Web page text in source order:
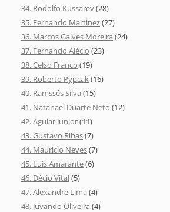
34. Rodolfo Kussarev(28)
35. Fernando Martinez(27)
36. Marcos Galves Moreira (24)
37. Fernando Alécio (23)
38. Celso Franco (19)
39. Roberto Pypcak (16)
40. Ramssés Silva (15)
41. Natanael Duarte Neto (12)
42. Aguiar Junior(11)
43. Gustavo Ribas(7)
44. Maurício Neves(7)
45. Luís Amarante(6)
46. Décio Vital(5)
47. Alexandre Lima (4)
48. Juvando Oliveira (4)